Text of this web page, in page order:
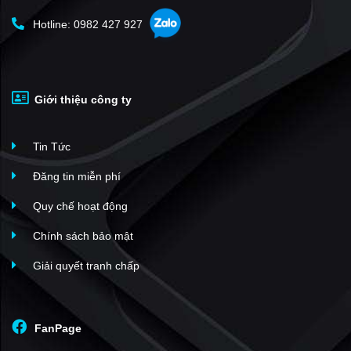
Khu đô thị Tân Quang
Hotline: 0982 427 927
Giới thiệu công ty
Tin Tức
Đăng tin miễn phí
Quy chế hoạt động
Chính sách bảo mật
Giải quyết tranh chấp
FanPage